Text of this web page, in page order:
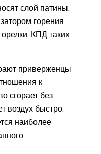
слой патины,
горения.
КПД таких
приверженцы
к
сгорает без
воздух быстро,
наиболее